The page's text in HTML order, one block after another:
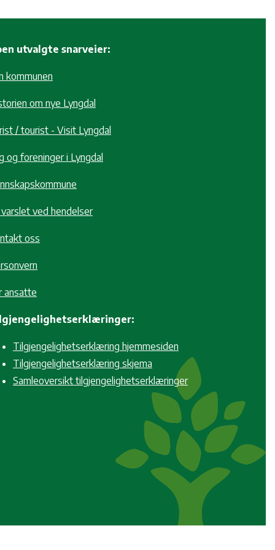
utvalgte snarveier:
kommunen
om nye Lyngdal
/ tourist - Visit Lyngdal
og foreninger i Lyngdal
varslet ved hendelser
oss
ansatte
Tilgjengelighetserklæring hjemmesiden
Tilgjengelighetserklæring skjema
Samleoversikt tilgjengelighetserklæringer